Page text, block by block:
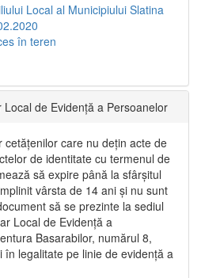
Local al Municipiului Slatina
în teren
de Evidență a Persoanelor
cetățenilor care nu dețin acte de
de identitate cu termenul de
să expire până la sfârșitul
vârsta de 14 ani și nu sunt
să se prezinte la sediul
Local de Evidență a
Basarabilor, numărul 8,
legalitate pe linie de evidență a